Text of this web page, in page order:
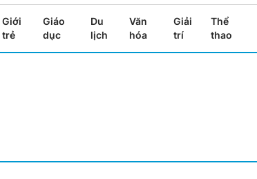
Giới
trẻ
Giáo
dục
Du
lịch
Văn
hóa
Giải
trí
Thể
thao